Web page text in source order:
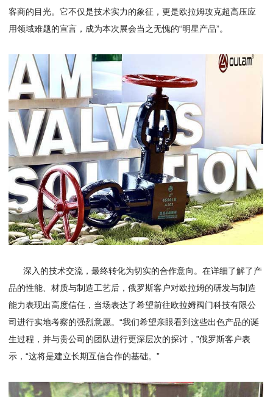
客商的目光。它不仅是技术实力的象征，更是欧拉姆攻克超高压应
用领域难题的宣言，成为本次展会当之无愧的“明星产品”。
深入的技术交流，最终转化为切实的合作意向。在详细了解了产
品的性能、材质与制造工艺后，俄罗斯客户对欧拉姆的研发与制造
能力表现出高度信任，当场表达了希望前往欧拉姆阀门科技有限公
司进行实地考察的强烈意愿。“我们希望亲眼看到这些出色产品的诞
生过程，并与贵公司的团队进行更深层次的探讨，”俄罗斯客户表
示，“这将是建立长期互信合作的基础。”